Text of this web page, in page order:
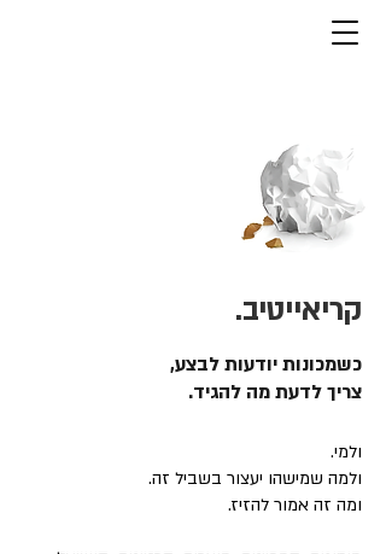
קריאייטיב.
כשמכונות יודעות לבצע,
צריך לדעת מה להגיד.
ולמי.
ולמה שמישהו יעצור בשביל זה.
ומה זה אמור להזיז.